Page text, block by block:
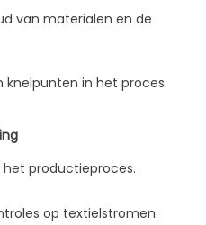
van materialen en de
knelpunten in het proces.
productieproces.
op textielstromen.